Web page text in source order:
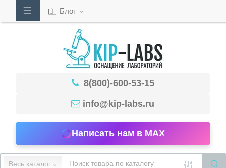
53-
Блог
8(800)-600-53-15
info@kip-labs.ru
Написать нам в MAX
Весь каталог